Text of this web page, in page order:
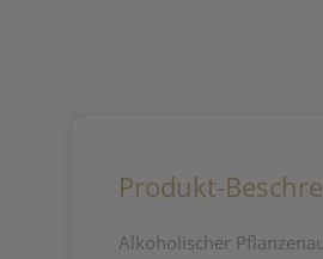
Produkt-
Alkoholischer